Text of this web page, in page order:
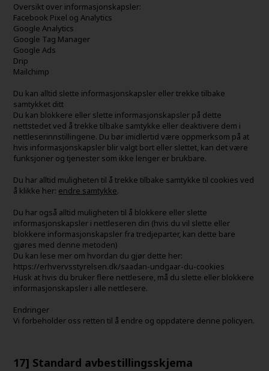
Oversikt over informasjonskapsler:
Facebook Pixel og Analytics
Google Analytics
Google Tag Manager
Google Ads
Drip
Mailchimp
Du kan alltid slette informasjonskapsler eller trekke tilbake
samtykket ditt
Du kan blokkere eller slette informasjonskapsler på dette
nettstedet ved å trekke tilbake samtykke eller deaktivere dem i
nettleserinnstillingene. Du bør imidlertid være oppmerksom på at
hvis informasjonskapsler blir valgt bort eller slettet, kan det være
funksjoner og tjenester som ikke lenger er brukbare.
Du har alltid muligheten til å trekke tilbake samtykke til cookies ved
å klikke her: endre samtykke.
Du har også alltid muligheten til å blokkere eller slette
informasjonskapsler i nettleseren din (hvis du vil slette eller
blokkere informasjonskapsler fra tredjeparter, kan dette bare
gjøres med denne metoden)
Du kan lese mer om hvordan du gjør dette her:
https://erhvervsstyrelsen.dk/saadan-undgaar-du-cookies
Husk at hvis du bruker flere nettlesere, må du slette eller blokkere
informasjonskapsler i alle nettlesere.
Endringer
Vi forbeholder oss retten til å endre og oppdatere denne policyen.
17] Standard avbestillingsskjema